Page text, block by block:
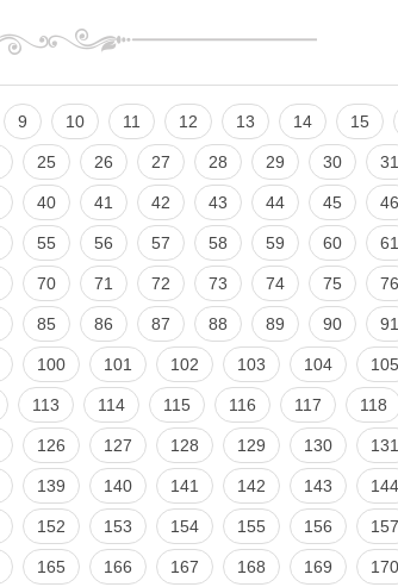
9 10 11 12 13 14 15
25 26 27 28 29 30 31
40 41 42 43 44 45 46
55 56 57 58 59 60 61
70 71 72 73 74 75 76
85 86 87 88 89 90 91
100 101 102 103 104 105
113 114 115 116 117 118
126 127 128 129 130 131
139 140 141 142 143 144
152 153 154 155 156 157
165 166 167 168 169 170